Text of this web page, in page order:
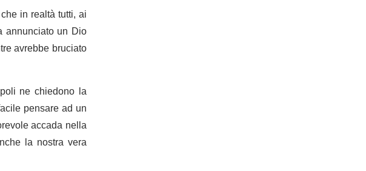
in realtà tutti, ai
annunciato un Dio
avrebbe bruciato
ne chiedono la
pensare ad un
accada nella
la nostra vera